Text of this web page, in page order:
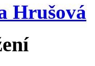
Hrušová